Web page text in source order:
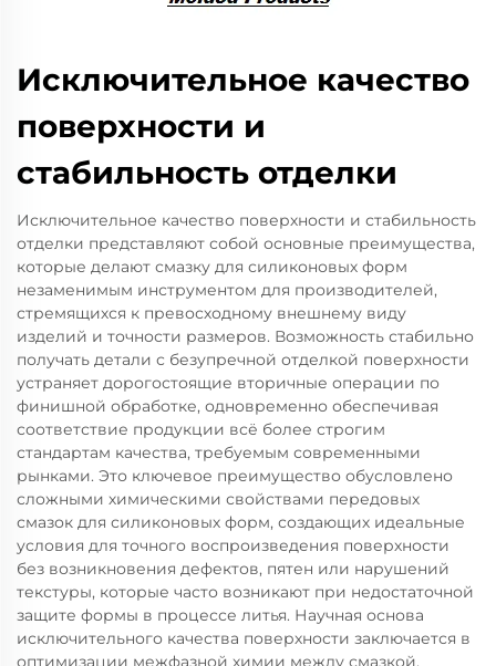
Исключительное качество
поверхности и
стабильность отделки
Исключительное качество поверхности и стабильность
отделки представляют собой основные преимущества,
которые делают смазку для силиконовых форм
незаменимым инструментом для производителей,
стремящихся к превосходному внешнему виду
изделий и точности размеров. Возможность стабильно
получать детали с безупречной отделкой поверхности
устраняет дорогостоящие вторичные операции по
финишной обработке, одновременно обеспечивая
соответствие продукции всё более строгим
стандартам качества, требуемым современными
рынками. Это ключевое преимущество обусловлено
сложными химическими свойствами передовых
смазок для силиконовых форм, создающих идеальные
условия для точного воспроизведения поверхности
без возникновения дефектов, пятен или нарушений
текстуры, которые часто возникают при недостаточной
защите формы в процессе литья. Научная основа
исключительного качества поверхности заключается в
оптимизации межфазной химии между смазкой,